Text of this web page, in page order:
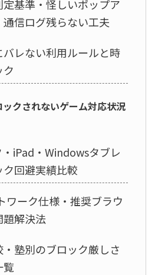
基準・怪しいポップア
通信ログ残らない工夫
レない利用ルールと時
クされないゲーム対応状況
iPad・Windowsタブレ
回避実績比較
ワーク仕様・推奨ブラウ
題解決法
塾別のブロック厳しさ
覧